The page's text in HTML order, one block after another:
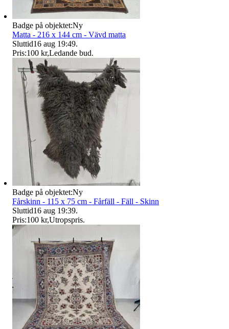
Badge på objektet:Ny
Matta - 216 x 144 cm - Vävd matta
Sluttid16 aug 19:49.
Pris:100 kr,Ledande bud.
Badge på objektet:Ny
Fårskinn - 115 x 75 cm - Fårfäll - Fäll - Skinn
Sluttid16 aug 19:39.
Pris:100 kr,Utropspris.